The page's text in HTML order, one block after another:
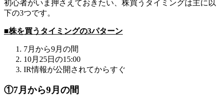
初心者がいま押さえておきたい、株買うタイミングは主に以
下の3つです。
■株を買うタイミングの3パターン
7月から9月の間
10月25日の15:00
IR情報が公開されてからすぐ
①7月から9月の間